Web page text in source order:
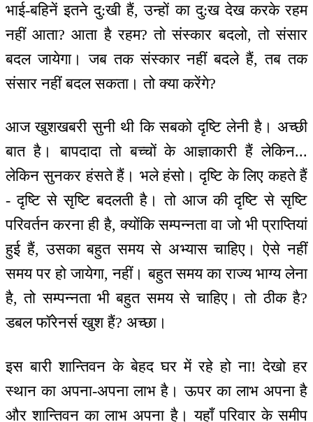
भाई-बहिनें इतने दु:खी हैं, उन्हों का दु:ख देख करके रहम
नहीं आता? आता है रहम? तो संस्कार बदलो, तो संसार
बदल जायेगा। जब तक संस्कार नहीं बदले हैं, तब तक
संसार नहीं बदल सकता। तो क्या करेंगे?
आज खुशखबरी सुनी थी कि सबको दृष्टि लेनी है। अच्छी
बात है। बापदादा तो बच्चों के आज्ञाकारी हैं लेकिन...
लेकिन सुनकर हंसते हैं। भले हंसो। दृष्टि के लिए कहते हैं
- दृष्टि से सृष्टि बदलती है। तो आज की दृष्टि से सृष्टि
परिवर्तन करना ही है, क्योंकि सम्पन्नता वा जो भी प्राप्तियां
हुई हैं, उसका बहुत समय से अभ्यास चाहिए। ऐसे नहीं
समय पर हो जायेगा, नहीं। बहुत समय का राज्य भाग्य लेना
है, तो सम्पन्नता भी बहुत समय से चाहिए। तो ठीक है?
डबल फॉरेनर्स खुश हैं? अच्छा।
इस बारी शान्तिवन के बेहद घर में रहे हो ना! देखो हर
स्थान का अपना-अपना लाभ है। ऊपर का लाभ अपना है
और शान्तिवन का लाभ अपना है। यहाँ परिवार के समीप